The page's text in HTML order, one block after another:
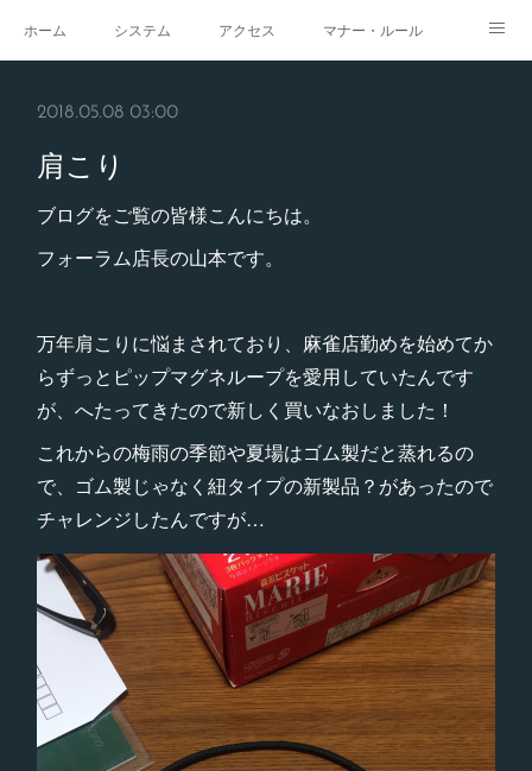
ホーム システム アクセス マナー・ルール
2018.05.08 03:00
肩こり
ブログをご覧の皆様こんにちは。
フォーラム店長の山本です。
万年肩こりに悩まされており、麻雀店勤めを始めてか
らずっとピップマグネループを愛用していたんです
が、へたってきたので新しく買いなおしました！
これからの梅雨の季節や夏場はゴム製だと蒸れるの
で、ゴム製じゃなく紐タイプの新製品？があったので
チャレンジしたんですが…